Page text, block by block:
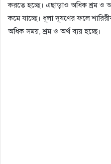
করতে হচ্ছে। এছাড়াও অধিক শ্রম ও
কমে যাচ্ছে। ধূলা দূষণের ফলে
অধিক সময়, শ্রম ও অর্থ ব্যয় হচ্ছে।